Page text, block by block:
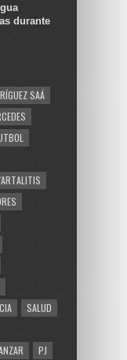
durante
SAÁ
SALUD
PJ